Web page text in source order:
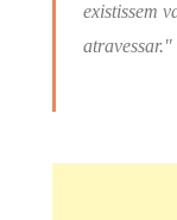
existissem
atravessar."